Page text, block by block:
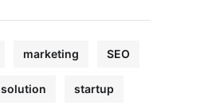
marketing SEO
solution startup